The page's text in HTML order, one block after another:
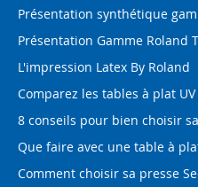
Présentation synthétique
Présentation Gamme Roland
L'impression Latex By Roland
Comparez les tables à plat UV
8 conseils pour bien choisir
Que faire avec une table à
Comment choisir sa presse